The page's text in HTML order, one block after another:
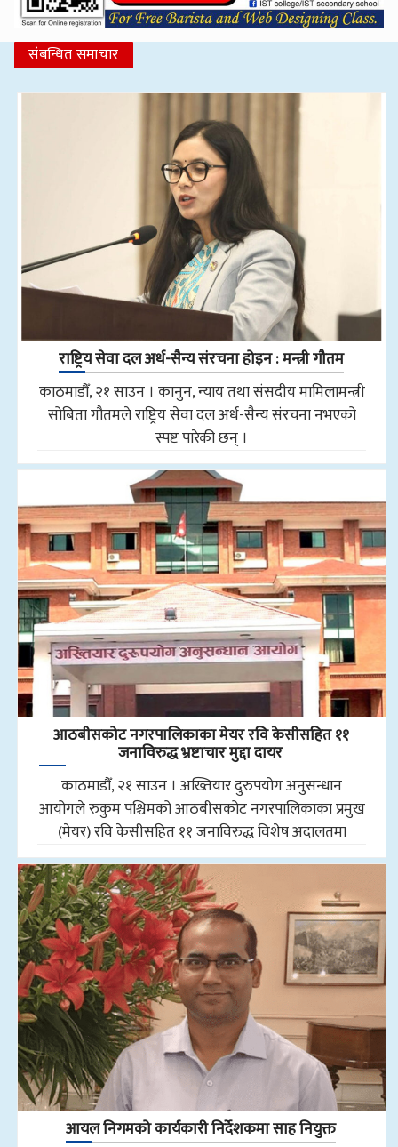
संबन्धित समाचार
राष्ट्रिय सेवा दल अर्ध-सैन्य संरचना होइन : मन्त्री गौतम
काठमाडौँ, २१ साउन । कानुन, न्याय तथा संसदीय मामिलामन्त्री
सोबिता गौतमले राष्ट्रिय सेवा दल अर्ध-सैन्य संरचना नभएको
स्पष्ट पारेकी छन् ।
आठबीसकोट नगरपालिकाका मेयर रवि केसीसहित ११
जनाविरुद्ध भ्रष्टाचार मुद्दा दायर
काठमाडौँ, २१ साउन । अख्तियार दुरुपयोग अनुसन्धान
आयोगले रुकुम पश्चिमको आठबीसकोट नगरपालिकाका प्रमुख
(मेयर) रवि केसीसहित ११ जनाविरुद्ध विशेष अदालतमा
आयल निगमको कार्यकारी निर्देशकमा साह नियुक्त